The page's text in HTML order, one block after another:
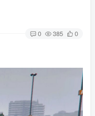
0 385 0